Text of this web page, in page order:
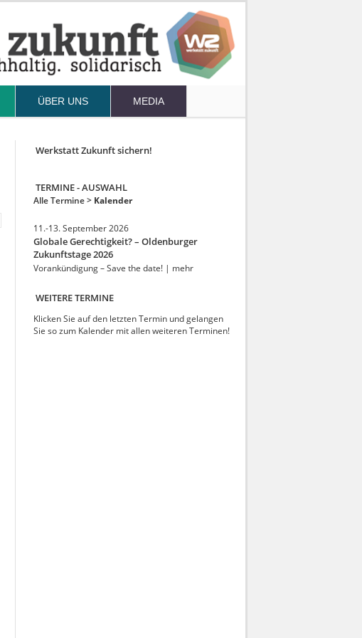
ÜBER UNS MEDIA
Werkstatt Zukunft sichern!
TERMINE - AUSWAHL
Alle Termine > Kalender
11.-13. September 2026
Globale Gerechtigkeit? – Oldenburger
Zukunftstage 2026
Vorankündigung – Save the date! | mehr
WEITERE TERMINE
Klicken Sie auf den letzten Termin und gelangen
Sie so zum Kalender mit allen weiteren Terminen!